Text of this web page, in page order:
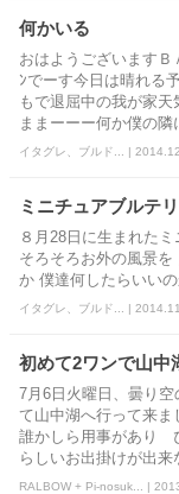
何かいる
おはようございますＢ
ﾝでーす今日は晴れる
もで退屈中の我が家
ままーーー何か僕の隣
イタグレ、ブルド... |
ミニチュアブルテ
８月28日に生まれた
そろそろお外の風
か 僕達何したらいい
イタグレ、ブルド... |
初めて2ワンで山中
7月6日火曜日、曇り
て山中湖へ行って来
誰かしら用事があり
らしいお出掛けが出来
RALBOW + Pi-nosuk... |